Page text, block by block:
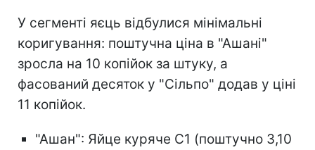
У сегменті яєць відбулися мінімальні
коригування: поштучна ціна в "Ашані"
зросла на 10 копійок за штуку, а
фасований десяток у "Сільпо" додав у ціні
11 копійок.
"Ашан": Яйце куряче С1 (поштучно 3,10